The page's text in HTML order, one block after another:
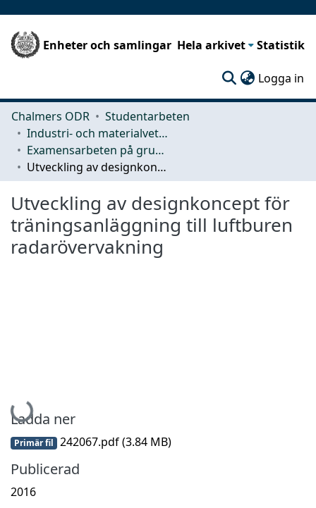
Enheter och samlingar Hela arkivet Statistik
Logga in
Chalmers ODR
Studentarbeten
Industri- och materialvetenskap (IMS)
Examensarbeten på grundnivå
Utveckling av designkoncept för träningsanläggning till luftburen radarövervakning
Utveckling av designkoncept för
träningsanläggning till luftburen
radarövervakning
Hämtar...
Ladda ner
Primär fil 242067.pdf(3.84 MB)
Publicerad
2016